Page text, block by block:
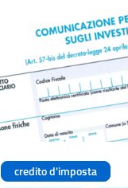
credito d'imposta